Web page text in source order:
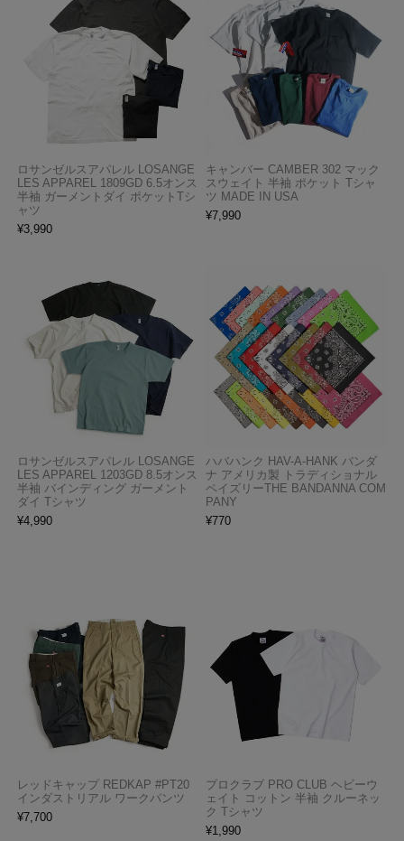
ロサンゼルスアパレル LOSANGE
LES APPAREL 1809GD 6.5オンス
半袖 ガーメントダイ ポケットTシ
ャツ
¥3,990
キャンバー CAMBER 302 マック
スウェイト 半袖 ポケット Tシャ
ツ MADE IN USA
¥7,990
ロサンゼルスアパレル LOSANGE
LES APPAREL 1203GD 8.5オンス
半袖 バインディング ガーメント
ダイ Tシャツ
¥4,990
ハバハンク HAV-A-HANK バンダ
ナ アメリカ製 トラディショナル
ペイズリーTHE BANDANNA COM
PANY
¥770
レッドキャップ REDKAP #PT20
インダストリアル ワークパンツ
¥7,700
プロクラブ PRO CLUB ヘビーウ
ェイト コットン 半袖 クルーネッ
ク Tシャツ
¥1,990